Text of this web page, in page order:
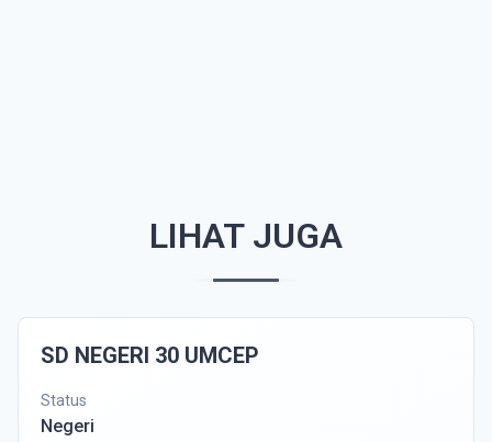
LIHAT JUGA
SD NEGERI 30 UMCEP
Status
Negeri